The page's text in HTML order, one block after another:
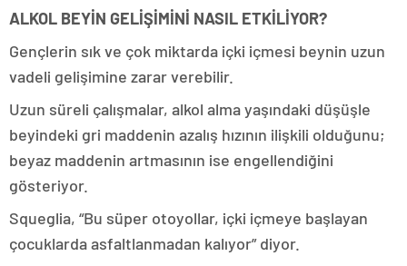
ALKOL BEYİN GELİŞİMİNİ NASIL ETKİLİYOR?
Gençlerin sık ve çok miktarda içki içmesi beynin uzun
vadeli gelişimine zarar verebilir.
Uzun süreli çalışmalar, alkol alma yaşındaki düşüşle
beyindeki gri maddenin azalış hızının ilişkili olduğunu;
beyaz maddenin artmasının ise engellendiğini
gösteriyor.
Squeglia, “Bu süper otoyollar, içki içmeye başlayan
çocuklarda asfaltlanmadan kalıyor” diyor.